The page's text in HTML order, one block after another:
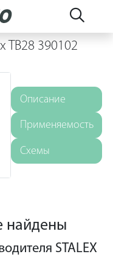
TB28 390102
Описание
Применяемость
Схемы
найдены
STALEX